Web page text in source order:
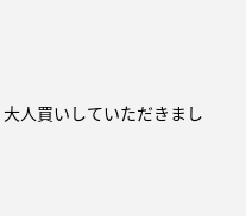
人買いしていただきまし